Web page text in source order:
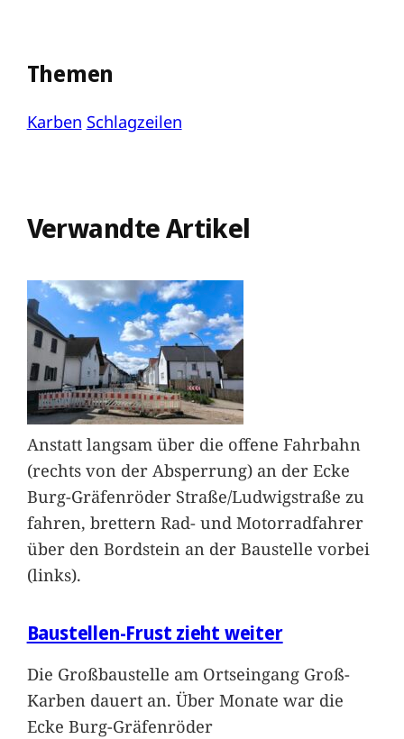
Themen
Karben Schlagzeilen
Verwandte Artikel
Anstatt langsam über die offene Fahrbahn
(rechts von der Absperrung) an der Ecke
Burg-Gräfenröder Straße/Ludwigstraße zu
fahren, brettern Rad- und Motorradfahrer
über den Bordstein an der Baustelle vorbei
(links).
Baustellen-Frust zieht weiter
Die Großbaustelle am Ortseingang Groß-
Karben dauert an. Über Monate war die
Ecke Burg-Gräfenröder